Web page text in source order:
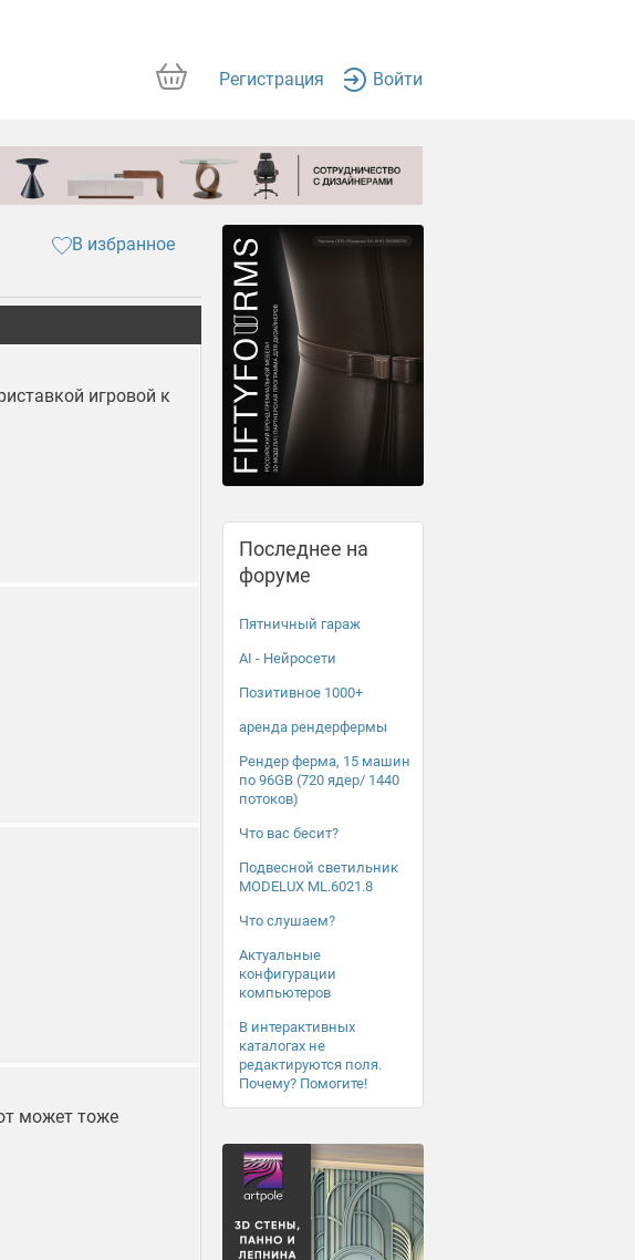
Регистрация Войти
В избранное
игровой к
может тоже
Последнее на
форуме
Пятничный гараж
AI - Нейросети
Позитивное 1000+
аренда рендерфермы
Рендер ферма, 15 машин
по 96GB (720 ядер/ 1440
потоков)
Что вас бесит?
Подвесной светильник
MODELUX ML.6021.8
Что слушаем?
Актуальные
конфигурации
компьютеров
В интерактивных
каталогах не
редактируются поля.
Почему? Помогите!